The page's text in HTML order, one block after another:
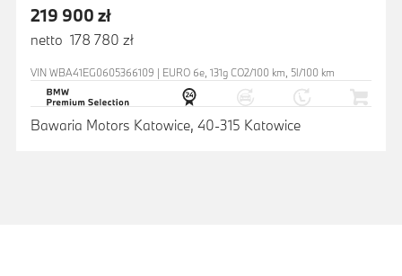
219 900 zł
netto 178 780 zł
VIN WBA41EG0605366109 | EURO 6e, 131g CO2/100 km, 5l/100 km
Bawaria Motors Katowice, 40-315 Katowice